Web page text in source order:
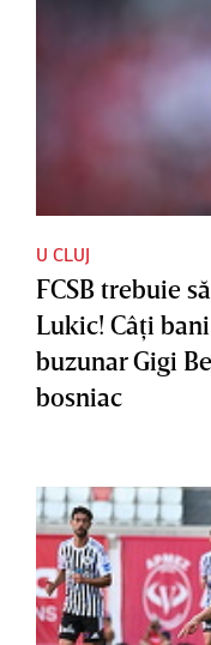
U CLUJ
FCSB trebuie
Lukic! Câţi
buzunar Gigi
bosniac